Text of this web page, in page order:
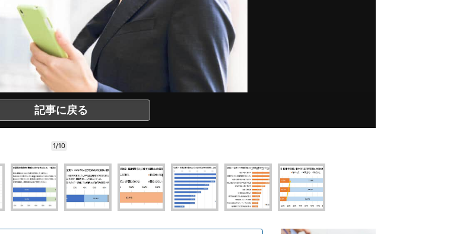
記事に戻る
1/10